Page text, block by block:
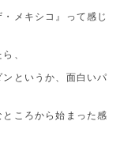
メキシコ』って感じ
、
というか、面白いパ
ころから始まった感